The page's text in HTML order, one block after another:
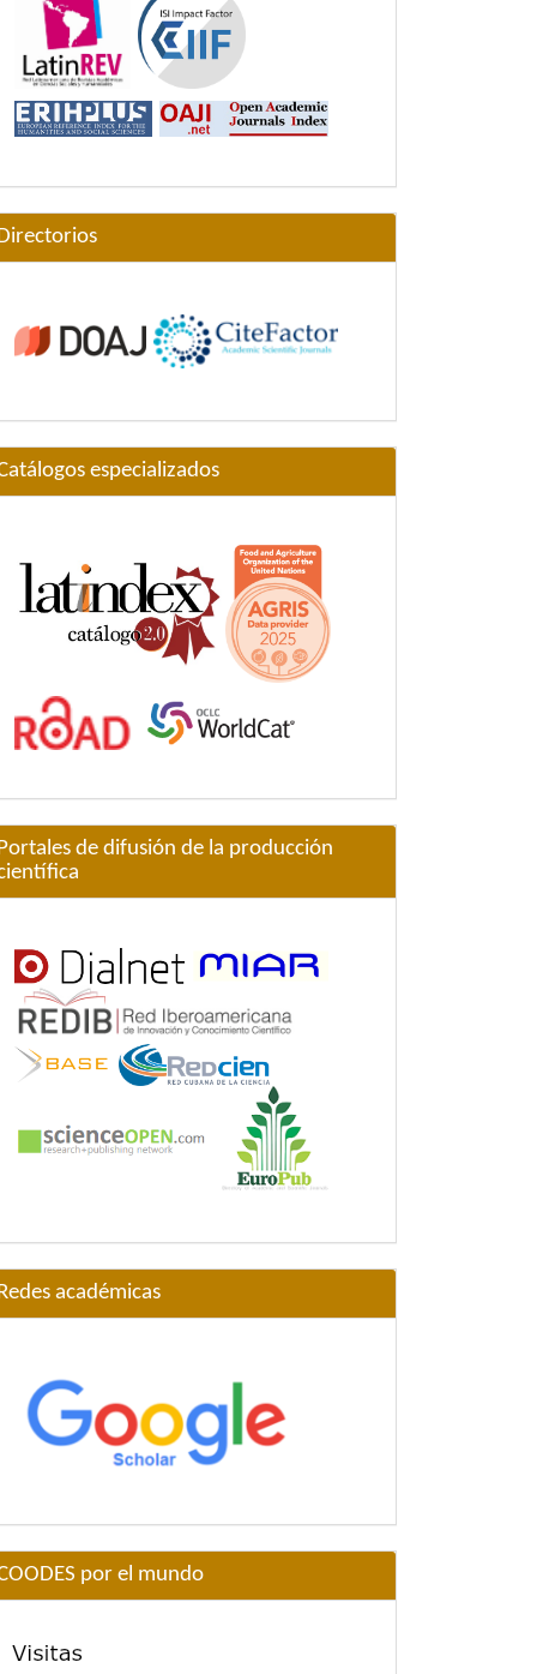
Directorios
especializados
de difusión de la producción
académicas
por el mundo